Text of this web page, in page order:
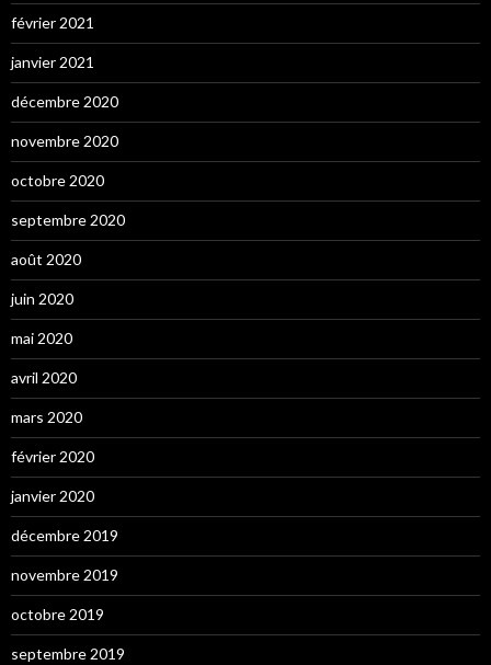
février 2021
janvier 2021
décembre 2020
novembre 2020
octobre 2020
septembre 2020
août 2020
juin 2020
mai 2020
avril 2020
mars 2020
février 2020
janvier 2020
décembre 2019
novembre 2019
octobre 2019
septembre 2019